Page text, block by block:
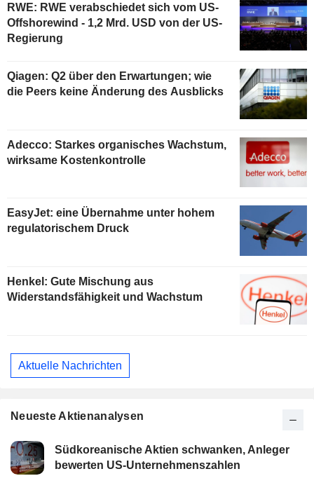
RWE: RWE verabschiedet sich vom US-
Offshorewind - 1,2 Mrd. USD von der US-
Regierung
Qiagen: Q2 über den Erwartungen; wie
die Peers keine Änderung des Ausblicks
Adecco: Starkes organisches Wachstum,
wirksame Kostenkontrolle
EasyJet: eine Übernahme unter hohem
regulatorischem Druck
Henkel: Gute Mischung aus
Widerstandsfähigkeit und Wachstum
Aktuelle Nachrichten
Neueste Aktienanalysen
Südkoreanische Aktien schwanken, Anleger
bewerten US-Unternehmenszahlen